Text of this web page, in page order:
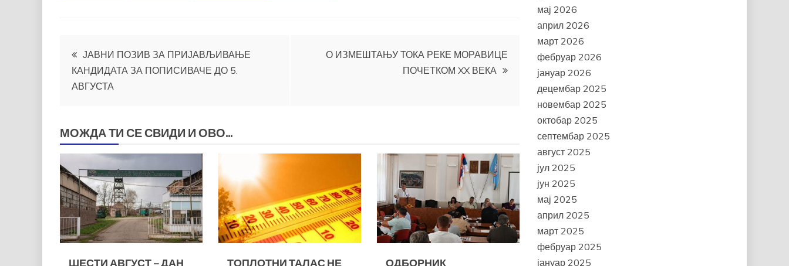
Кретање
чланка
ЈАВНИ ПОЗИВ ЗА ПРИЈАВЉИВАЊЕ
КАНДИДАТА ЗА ПОПИСИВАЧЕ ДО 5.
АВГУСТА
О ИЗМЕШТАЊУ ТОКА РЕКЕ МОРАВИЦЕ
ПОЧЕТКОМ XX ВЕКА
МОЖДА ТИ СЕ СВИДИ И ОВО...
ШЕСТИ АВГУСТ – ДАН
ТОПЛОТНИ ТАЛАС НЕ
ОДБОРНИК
мај 2026
април 2026
март 2026
фебруар 2026
јануар 2026
децембар 2025
новембар 2025
октобар 2025
септембар 2025
август 2025
јул 2025
јун 2025
мај 2025
април 2025
март 2025
фебруар 2025
јануар 2025